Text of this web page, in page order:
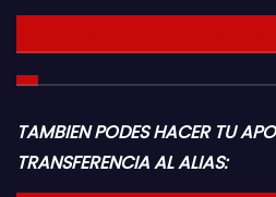
TAMBIEN PODES HACER TU
TRANSFERENCIA AL ALIAS: